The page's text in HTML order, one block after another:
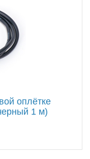
оплётке
1 м)